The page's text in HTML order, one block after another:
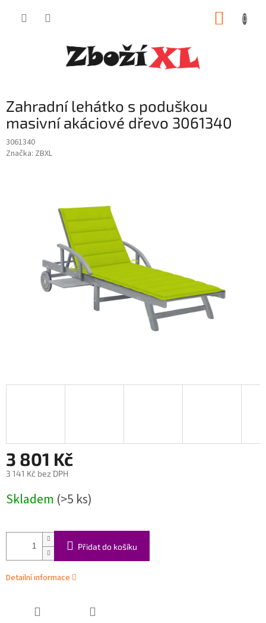
Zahradní lehátko s poduškou
masivní akáciové dřevo 3061340
3061340
Značka: ZBXL
3 801 Kč
3 141 Kč bez DPH
cena:
Skladem (>5 ks)
Přidat do košíku
Detailní informace